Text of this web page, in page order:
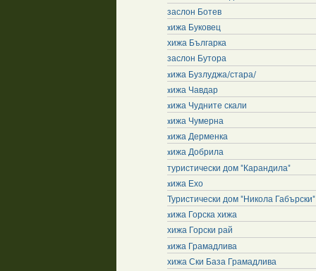
заслон Ботев
xижа Буковец
хижа Българка
заслон Бутора
xижа Бузлуджа/стара/
xижа Чавдар
xижа Чудните скали
xижа Чумерна
xижа Дерменка
xижа Добрила
туристически дом "Карандила"
xижа Ехо
Туристически дом "Никола Габърски"
xижа Горска хижа
хижа Горски рай
xижа Грамадлива
хижа Ски База Грамадлива